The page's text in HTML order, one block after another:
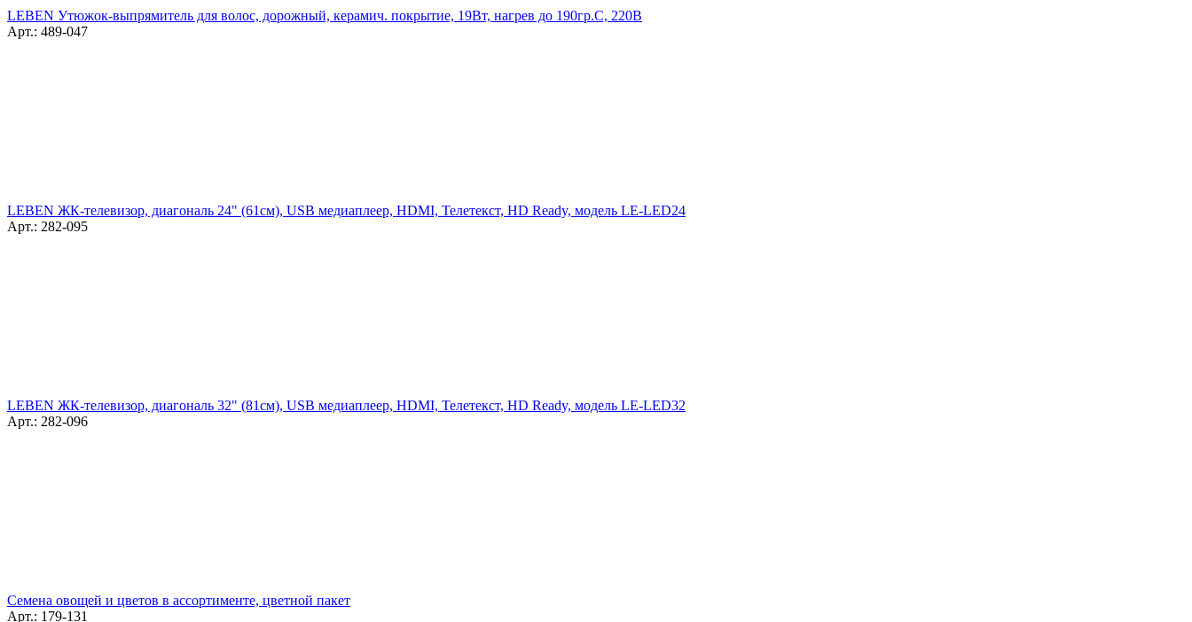
LEBEN Утюжок-выпрямитель для волос, дорожный, керамич. покрытие, 19Вт, нагрев до 190гр.С, 220В
Арт.: 489-047
LEBEN ЖК-телевизор, диагональ 24" (61см), USB медиаплеер, HDMI, Телетекст, HD Ready, модель LE-LED24
Арт.: 282-095
LEBEN ЖК-телевизор, диагональ 32" (81см), USB медиаплеер, HDMI, Телетекст, HD Ready, модель LE-LED32
Арт.: 282-096
Семена овощей и цветов в ассортименте, цветной пакет
Арт.: 179-131